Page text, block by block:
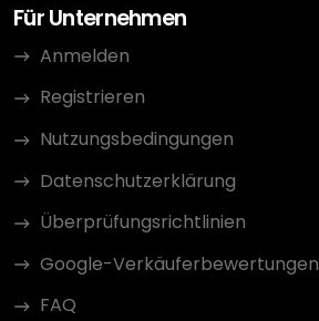
Für Unternehmen
Anmelden
Registrieren
Nutzungsbedingungen
Datenschutzerklärung
Überprüfungsrichtlinien
Google-Verkäuferbewertungen
FAQ